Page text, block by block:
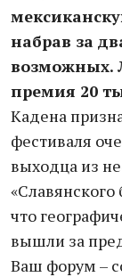
набрав за
возможных.
премия 20
Кадена
фестиваля
выходца из
«Славянского
что
вышли за
Ваш форум –